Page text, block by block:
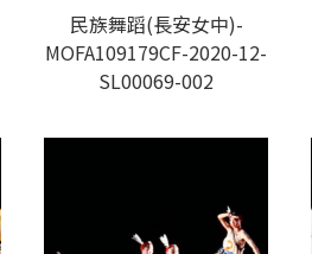
民族舞蹈(長安女中)-
MOFA109179CF-2020-12-
SL00069-002